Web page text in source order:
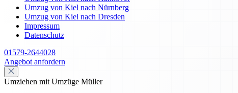
Umzug von Kiel nach Nürnberg
Umzug von Kiel nach Dresden
Impressum
Datenschutz
01579-2644028
Angebot anfordern
Umziehen mit Umzüge Müller